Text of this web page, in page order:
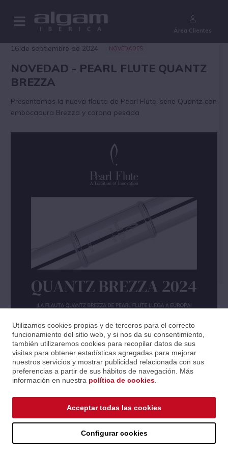
Área Clientes
16 de septiembre de 2024 NOVEDADES
NOVEDAD - PEARL FLUTE QUANTZ
BREZZA
Presentamos la nueva flauta de Pearl Flute, serie Quantz con
embocadura Brezza y corona pesada
Utilizamos cookies propias y de terceros para el correcto
funcionamiento del sitio web, y si nos da su consentimiento,
también utilizaremos cookies para recopilar datos de sus
visitas para obtener estadísticas agregadas para mejorar
nuestros servicios y mostrar publicidad relacionada con sus
preferencias a partir de sus hábitos de navegación. Más
información en nuestra política de cookies
Configurar cookies
Acceptar todas las cookies